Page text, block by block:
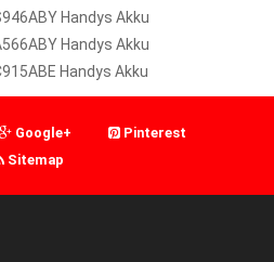
Handys Akku
Handys Akku
Handys Akku
Google+
Pinterest
Sitemap